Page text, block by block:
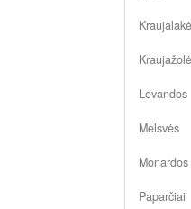
Levandos
Melsvės
Monardos
Paparčiai